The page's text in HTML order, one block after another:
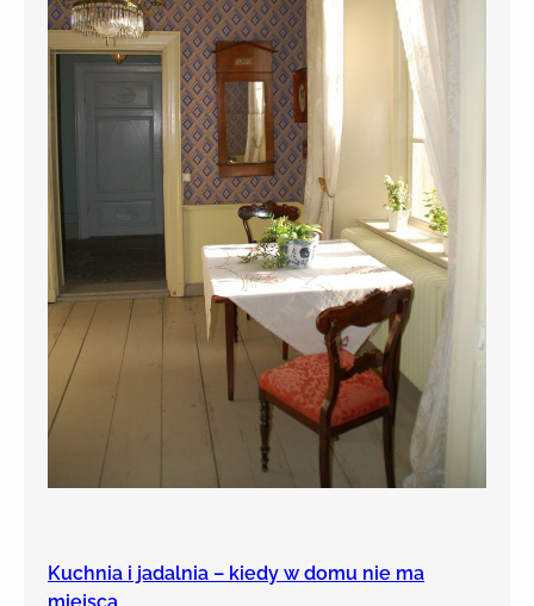
Kuchnia i jadalnia – kiedy w domu nie ma